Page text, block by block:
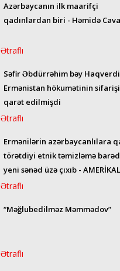
Azərbaycanın ilk maarifçi
qadınlardan biri - Həmidə
Ətraflı
Səfir Əbdürrəhim bəy
Ermənistan hökumətinin
qarət edilmişdi
Ətraflı
Ermənilərin azərbaycanlılara
törətdiyi etnik təmizləmə
yeni sənəd üzə çıxıb -
GENERALIN TELEQRAMI
Ətraflı
“Məğlubedilməz Məmmədov”
Ətraflı